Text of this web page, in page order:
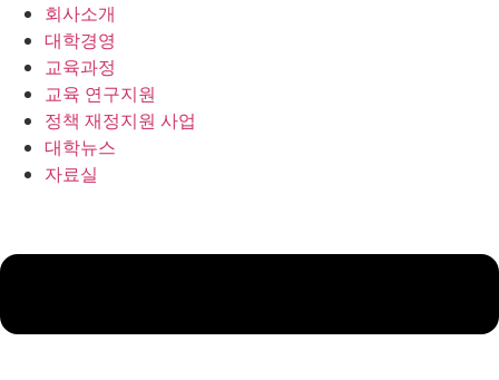
회사소개
대학경영
교육과정
교육 연구지원
정책 재정지원 사업
대학뉴스
자료실